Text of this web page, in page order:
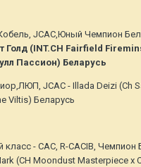
JCAC,Юный Чемпион
(INT.CH Fairfield
Пассион) Беларусь
JCAC - Illada Deizi (Ch
Viltis) Беларусь
- CAC, R-CACIB, Чемпион
(СH Moondust Masterpiece x